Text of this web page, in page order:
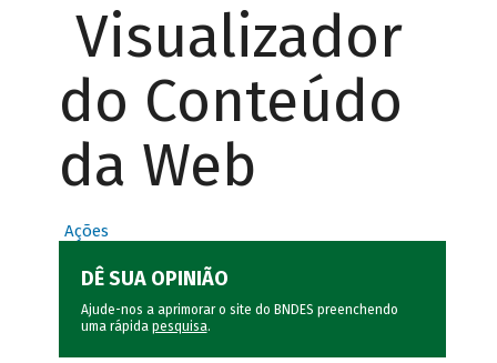
Visualizador
do Conteúdo
da Web
Ações
DÊ SUA OPINIÃO
Ajude-nos a aprimorar o site do BNDES preenchendo
uma rápida pesquisa.